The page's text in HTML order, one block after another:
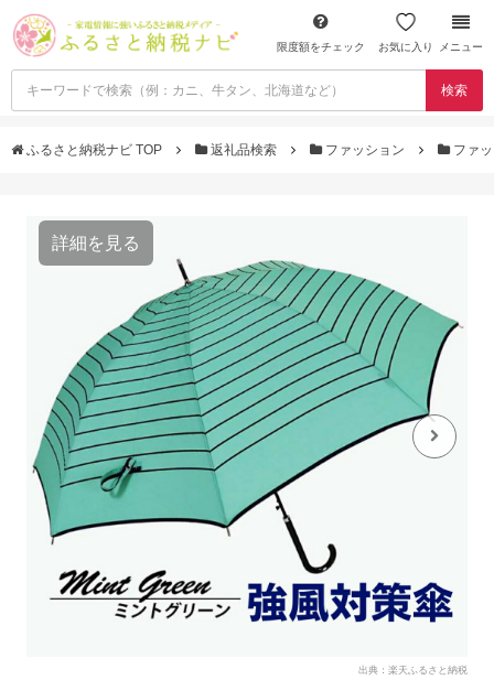
限度額をチェック お気に入り メニュー
検索
ふるさと納税ナビ TOP 返礼品検索 ファッション ファ
詳細を見る
出典：楽天ふるさと納税